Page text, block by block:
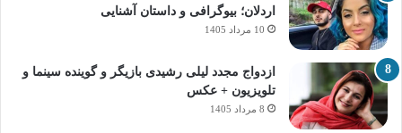
اردلان؛ بیوگرافی و داستان آشنایی
10 مرداد 1405
ازدواج مجدد لیلی رشیدی بازیگر و گوینده سینما و
تلویزیون + عکس
8 مرداد 1405